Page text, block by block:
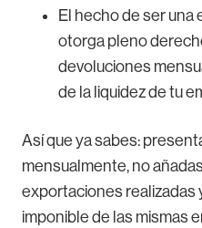
El hecho de ser
otorga pleno
devoluciones
de la liquidez de tu
Así que ya sabes:
mensualmente, no
exportaciones realizadas
imponible de las mismas